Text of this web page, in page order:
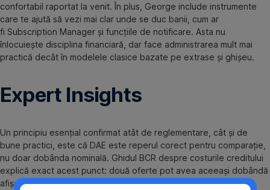
confortabil raportat la venit. În plus, George include instrumente
care te ajută să vezi mai clar unde se duc banii, cum ar
fi Subscription Manager și funcțiile de notificare. Asta nu
înlocuiește disciplina financiară, dar face administrarea mult mai
practică decât în modelele clasice bazate pe extrase și ghișeu.
Expert Insights
Un principiu esențial confirmat atât de reglementare, cât și de
bune practici, este că DAE este reperul corect pentru comparație,
nu doar dobânda nominală. Ghidul BCR despre costurile creditului
explică exact acest punct: două oferte pot avea aceeași dobândă
afișată, dar DAE diferit, din cauza comisioanelor și a costurilor